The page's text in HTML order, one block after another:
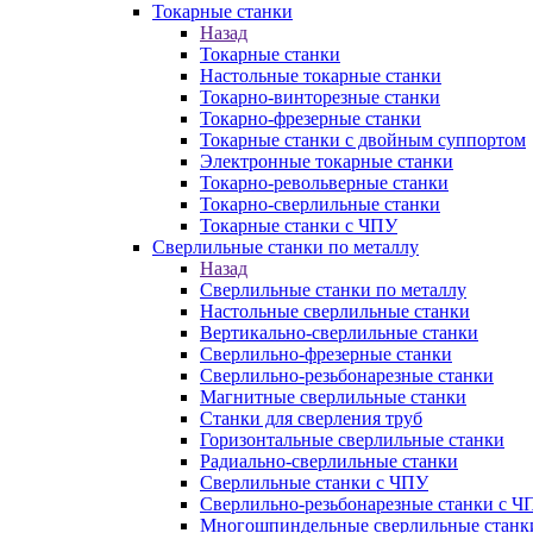
Токарные станки
Назад
Токарные станки
Настольные токарные станки
Токарно-винторезные станки
Токарно-фрезерные станки
Токарные станки с двойным суппортом
Электронные токарные станки
Токарно-револьверные станки
Токарно-сверлильные станки
Токарные станки с ЧПУ
Сверлильные станки по металлу
Назад
Сверлильные станки по металлу
Настольные сверлильные станки
Вертикально-сверлильные станки
Сверлильно-фрезерные станки
Сверлильно-резьбонарезные станки
Магнитные сверлильные станки
Станки для сверления труб
Горизонтальные сверлильные станки
Радиально-сверлильные станки
Сверлильные станки с ЧПУ
Сверлильно-резьбонарезные станки с
Многошпиндельные сверлильные